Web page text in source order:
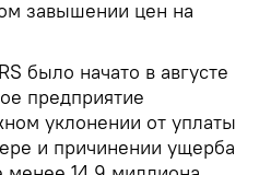
завышении цен на
было начато в августе
предприятие
уклонении от уплаты
и причинении ущерба